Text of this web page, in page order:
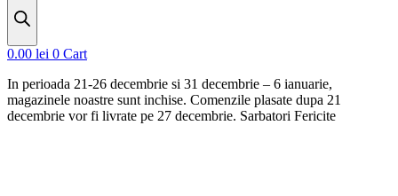
0.00 lei 0 Cart
In perioada 21-26 decembrie si 31 decembrie – 6 ianuarie,
magazinele noastre sunt inchise. Comenzile plasate dupa 21
decembrie vor fi livrate pe 27 decembrie. Sarbatori Fericite